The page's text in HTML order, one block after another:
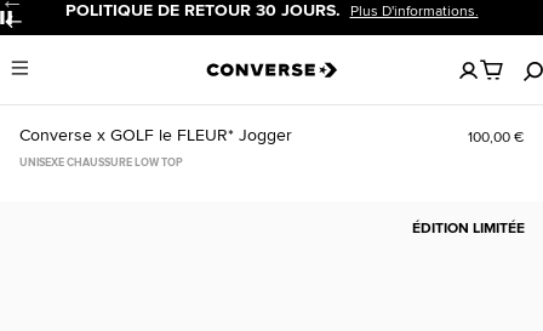
Pause POLITIQUE DE RETOUR 30 JOURS. Plus D'informations.
Menu
Aucun
articles
dans
panier
Converse x GOLF le FLEUR* Jogger 100,00 €
UNISEXE CHAUSSURE LOW TOP
ÉDITION LIMITÉE